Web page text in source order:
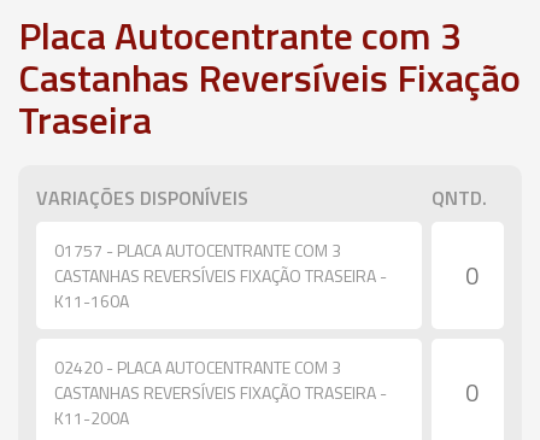
Placa Autocentrante com 3
Castanhas Reversíveis Fixação
Traseira
VARIAÇÕES DISPONÍVEIS QNTD.
01757 - PLACA AUTOCENTRANTE COM 3
CASTANHAS REVERSÍVEIS FIXAÇÃO TRASEIRA -
K11-160A
02420 - PLACA AUTOCENTRANTE COM 3
CASTANHAS REVERSÍVEIS FIXAÇÃO TRASEIRA -
K11-200A